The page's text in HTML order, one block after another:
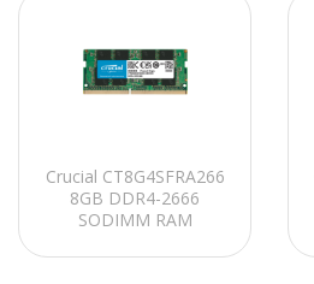
Crucial CT8G4SFRA266
8GB DDR4-2666
SODIMM RAM